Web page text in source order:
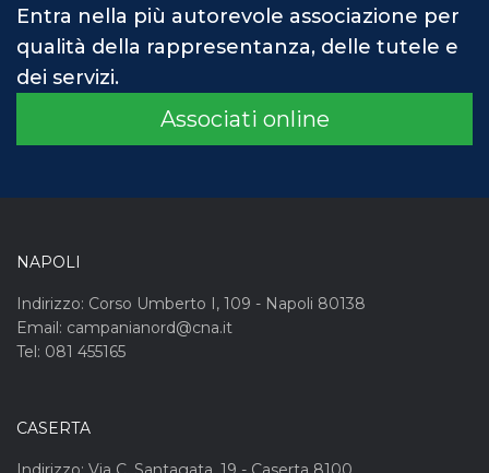
Entra nella più autorevole associazione per
qualità della rappresentanza, delle tutele e
dei servizi.
Associati online
NAPOLI
Indirizzo: Corso Umberto I, 109 - Napoli 80138
Email: campanianord@cna.it
Tel: 081 455165
CASERTA